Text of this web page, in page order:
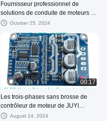
Fournisseur professionnel de
solutions de conduite de moteurs à
courant continu sans balai
October 25, 2024
00:17
Les trois-phases sans brosse de
contrôleur de moteur de JUYI
Sensorless expédient le conducteur
August 14, 2024